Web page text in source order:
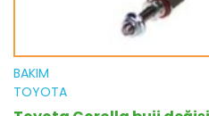
BAKIM
TOYOTA